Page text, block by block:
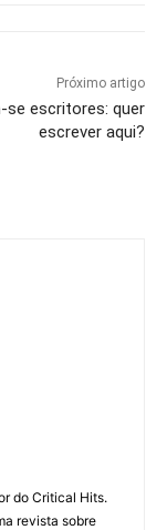
Próximo artigo
se escritores: quer
escrever aqui?
do Critical Hits.
revista sobre